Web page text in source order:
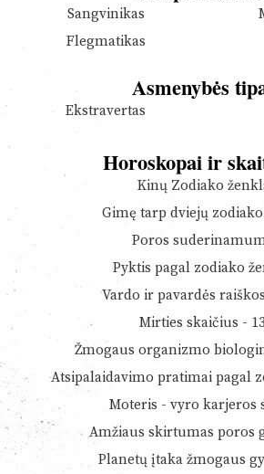
Sangvinikas
Flegmatikas
Asmenybės
Ekstravertas
Horoskopai ir
Kinų Zodiako
Gimę tarp dviejų
Poros
Pyktis pagal zodiako
Vardo ir pavardės
Mirties skaičius -
Žmogaus organizmo
Atsipalaidavimo pratimai pagal
Moteris - vyro karjeros
Amžiaus skirtumas poros
Planetų įtaka žmogaus